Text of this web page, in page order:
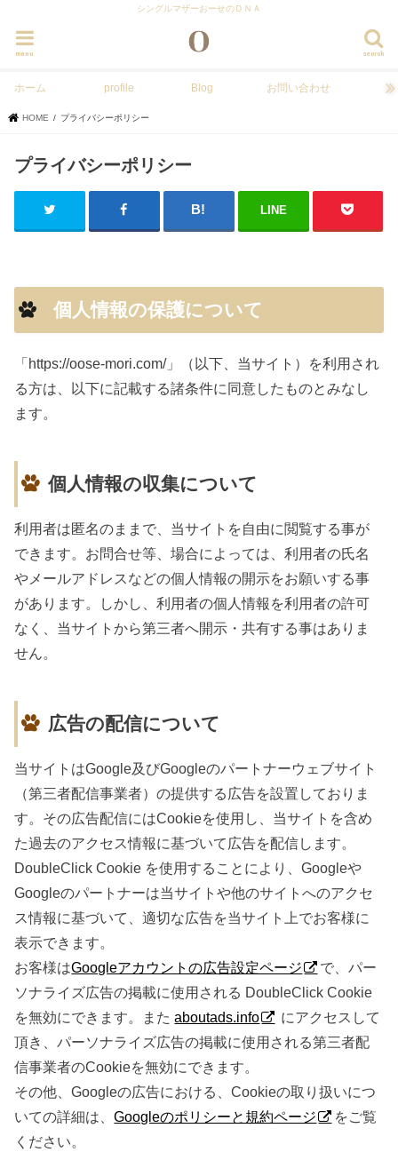
シングルマザーおーせのＤＮＡ
search
menu
ホーム profile Blog お問い合わせ
HOME プライバシーポリシー
プライバシーポリシー
LINE
個人情報の保護について
「https://oose-mori.com/」（以下、当サイト）を利用され
る方は、以下に記載する諸条件に同意したものとみなし
ます。
個人情報の収集について
利用者は匿名のままで、当サイトを自由に閲覧する事が
できます。お問合せ等、場合によっては、利用者の氏名
やメールアドレスなどの個人情報の開示をお願いする事
があります。しかし、利用者の個人情報を利用者の許可
なく、当サイトから第三者へ開示・共有する事はありま
せん。
広告の配信について
当サイトはGoogle及びGoogleのパートナーウェブサイト
（第三者配信事業者）の提供する広告を設置しておりま
す。その広告配信にはCookieを使用し、当サイトを含め
た過去のアクセス情報に基づいて広告を配信します。
DoubleClick Cookie を使用することにより、Googleや
Googleのパートナーは当サイトや他のサイトへのアクセ
ス情報に基づいて、適切な広告を当サイト上でお客様に
表示できます。
お客様はGoogleアカウントの広告設定ページ
で、パー
ソナライズ広告の掲載に使用される DoubleClick Cookie
を無効にできます。またaboutads.info
にアクセスして
頂き、パーソナライズ広告の掲載に使用される第三者配
信事業者のCookieを無効にできます。
その他、Googleの広告における、Cookieの取り扱いにつ
いての詳細は、Googleのポリシーと規約ページ
をご覧
ください。